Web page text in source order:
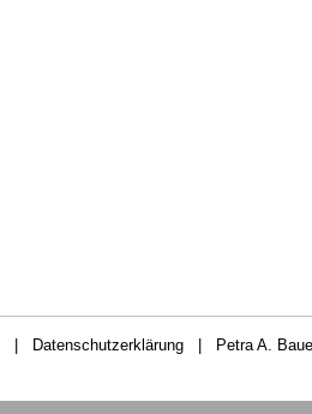
Datenschutzerklärung Petra A.